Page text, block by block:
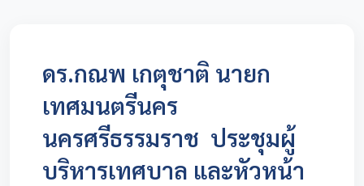
ดร.กณพ เกตุชาติ นายก
เทศมนตรีนคร
นครศรีธรรมราช ประชุมผู้
บริหารเทศบาล และหัวหน้า